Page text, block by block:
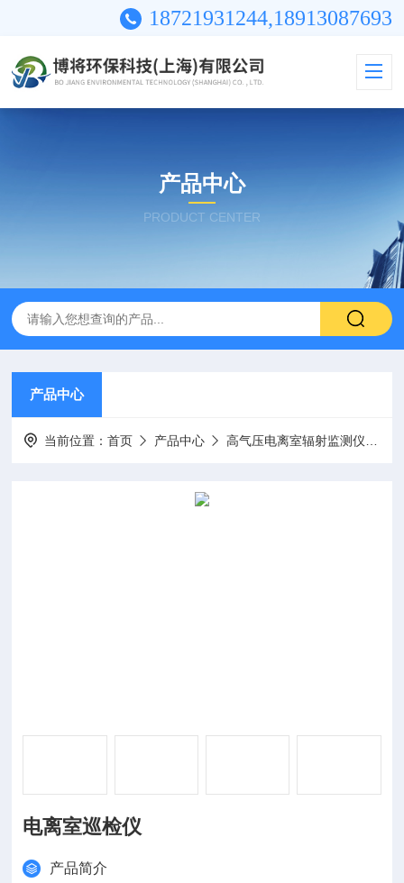
18721931244,18913087693
产品中心
PRODUCT CENTER
产品中心
当前位置：首页 产品中心 高气压电离室辐射监测仪
电离室巡检仪
产品简介